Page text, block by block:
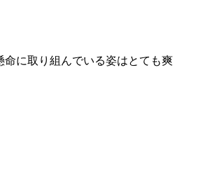
命に取り組んでいる姿はとても爽